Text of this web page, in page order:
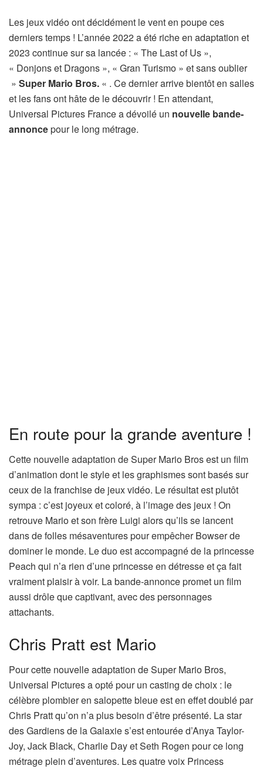
Les jeux vidéo ont décidément le vent en poupe ces
derniers temps ! L’année 2022 a été riche en adaptation et
2023 continue sur sa lancée : « The Last of Us »,
« Donjons et Dragons », « Gran Turismo » et sans oublier
» Super Mario Bros. « . Ce dernier arrive bientôt en salles
et les fans ont hâte de le découvrir ! En attendant,
Universal Pictures France a dévoilé un nouvelle bande-
annoncepour le long métrage.
En route pour la grande aventure !
Cette nouvelle adaptation de Super Mario Bros est un film
d’animation dont le style et les graphismes sont basés sur
ceux de la franchise de jeux vidéo. Le résultat est plutôt
sympa : c’est joyeux et coloré, à l’image des jeux ! On
retrouve Mario et son frère Luigi alors qu’ils se lancent
dans de folles mésaventures pour empêcher Bowser de
dominer le monde. Le duo est accompagné de la princesse
Peach qui n’a rien d’une princesse en détresse et ça fait
vraiment plaisir à voir. La bande-annonce promet un film
aussi drôle que captivant, avec des personnages
attachants.
Chris Pratt est Mario
Pour cette nouvelle adaptation de Super Mario Bros,
Universal Pictures a opté pour un casting de choix : le
célèbre plombier en salopette bleue est en effet doublé par
Chris Pratt qu’on n’a plus besoin d’être présenté. La star
des Gardiens de la Galaxie s’est entourée d’Anya Taylor-
Joy, Jack Black, Charlie Day et Seth Rogen pour ce long
métrage plein d’aventures. Les quatre voix Princess